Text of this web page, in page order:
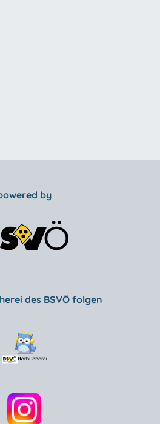
by
des BSVÖ folgen